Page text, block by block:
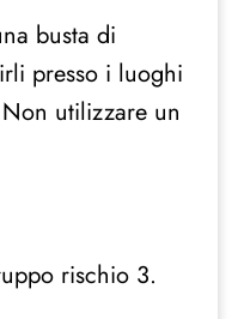
busta di
presso i luoghi
utilizzare un
rischio 3.